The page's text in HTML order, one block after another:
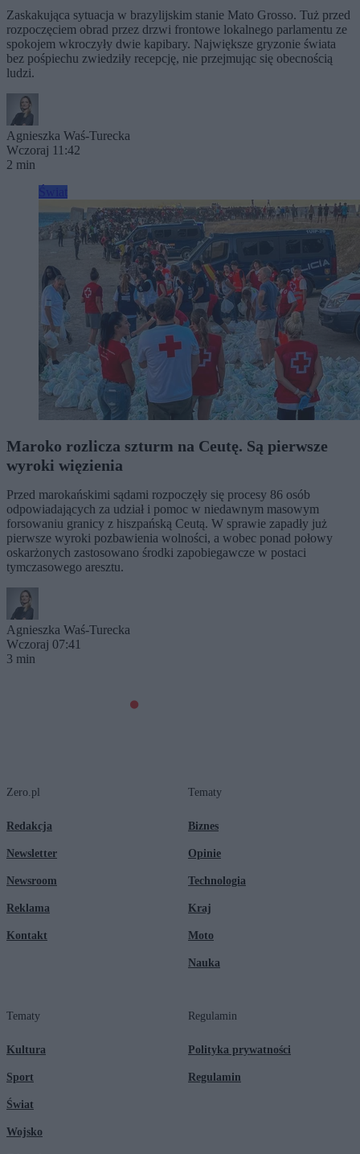
Zaskakująca sytuacja w brazylijskim stanie Mato Grosso. Tuż przed
rozpoczęciem obrad przez drzwi frontowe lokalnego parlamentu ze
spokojem wkroczyły dwie kapibary. Największe gryzonie świata
bez pośpiechu zwiedziły recepcję, nie przejmując się obecnością
ludzi.
Agnieszka Waś-Turecka
Wczoraj 11:42
2 min
Maroko rozlicza szturm na Ceutę. Są pierwsze
wyroki więzienia
Przed marokańskimi sądami rozpoczęły się procesy 86 osób
odpowiadających za udział i pomoc w niedawnym masowym
forsowaniu granicy z hiszpańską Ceutą. W sprawie zapadły już
pierwsze wyroki pozbawienia wolności, a wobec ponad połowy
oskarżonych zastosowano środki zapobiegawcze w postaci
tymczasowego aresztu.
Agnieszka Waś-Turecka
Wczoraj 07:41
3 min
Zero.pl
Redakcja
Newsletter
Newsroom
Reklama
Kontakt
Tematy
Biznes
Opinie
Technologia
Kraj
Moto
Nauka
Tematy
Kultura
Sport
Świat
Wojsko
Regulamin
Polityka prywatności
Regulamin